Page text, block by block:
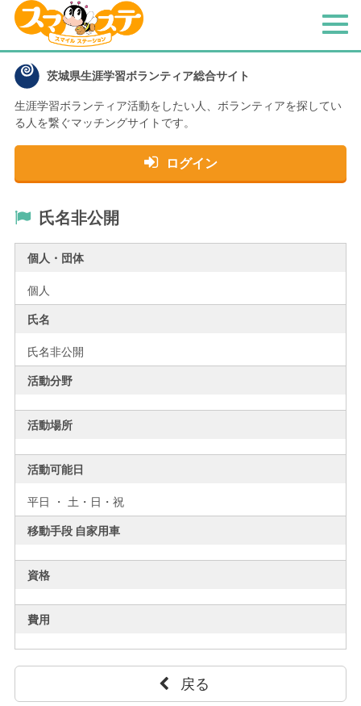
茨城県生涯学習ボランティア総合サイト
生涯学習ボランティア活動をしたい人、 ボランティアを探してい
る人を繋ぐマッチングサイトです。
ログイン
メ
氏名非公開
個人・団体
個人
氏名
氏名非公開
活動分野
活動場所
活動可能日
平日 ・ 土・日・祝
移動手段 自家用車
資格
費用
戻る